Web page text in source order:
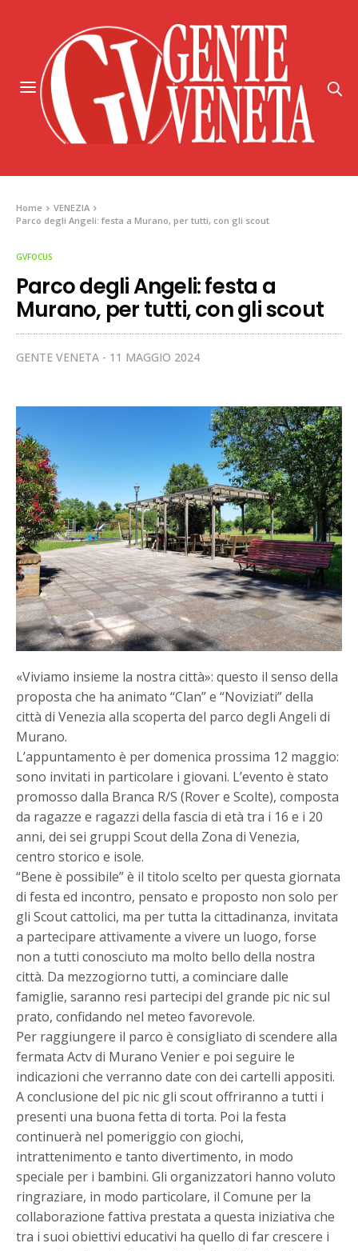
Home
VENEZIA
Parco degli Angeli: festa a Murano, per tutti, con gli scout
GVFOCUS
Parco degli Angeli: festa a
Murano, per tutti, con gli scout
GENTE VENETA 11 MAGGIO 2024
«Viviamo insieme la nostra città»: questo il senso della
proposta che ha animato “Clan” e “Noviziati” della
città di Venezia alla scoperta del parco degli Angeli di
Murano.
L’appuntamento è per domenica prossima 12 maggio:
sono invitati in particolare i giovani. L’evento è stato
promosso dalla Branca R/S (Rover e Scolte), composta
da ragazze e ragazzi della fascia di età tra i 16 e i 20
anni, dei sei gruppi Scout della Zona di Venezia,
centro storico e isole.
“Bene è possibile” è il titolo scelto per questa giornata
di festa ed incontro, pensato e proposto non solo per
gli Scout cattolici, ma per tutta la cittadinanza, invitata
a partecipare attivamente a vivere un luogo, forse
non a tutti conosciuto ma molto bello della nostra
città. Da mezzogiorno tutti, a cominciare dalle
famiglie, saranno resi partecipi del grande pic nic sul
prato, confidando nel meteo favorevole.
Per raggiungere il parco è consigliato di scendere alla
fermata Actv di Murano Venier e poi seguire le
indicazioni che verranno date con dei cartelli appositi.
A conclusione del pic nic gli scout offriranno a tutti i
presenti una buona fetta di torta. Poi la festa
continuerà nel pomeriggio con giochi,
intrattenimento e tanto divertimento, in modo
speciale per i bambini. Gli organizzatori hanno voluto
ringraziare, in modo particolare, il Comune per la
collaborazione fattiva prestata a questa iniziativa che
tra i suoi obiettivi educativi ha quello di far crescere i